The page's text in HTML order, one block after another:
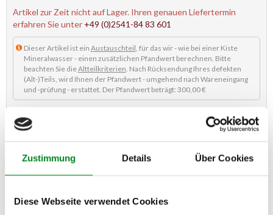
Zustimmung Details Über Cookies
Diese Webseite verwendet Cookies
Artikel zur Zeit nicht auf Lager. Ihren genauen Liefertermin
erfahren Sie unter +49 (0)2541-84 83 601
Dieser Artikel ist ein Austauschteil , für das wir - wie bei einer Kiste
Mineralwasser - einen zusätzlichen Pfandwert berechnen. Bitte
beachten Sie dieAltteilkriterien . Nach Rücksendung Ihres defekten
(Alt-)Teils, wird Ihnen der Pfandwert - umgehend nach Wareneingang
und -prüfung - erstattet. Der Pfandwert beträgt: 300,00 €
Support
Registrierung
Dieser Artikel steht derzeit nicht zur Verfügung!